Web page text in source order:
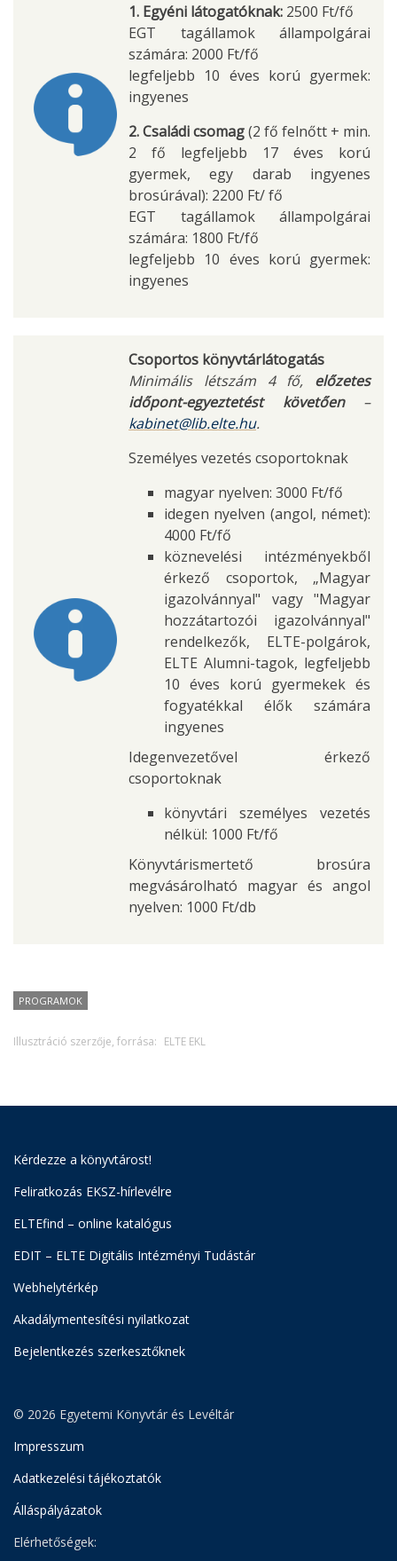
1. Egyéni látogatóknak: 2500 Ft/fő
EGT tagállamok állampolgárai
számára: 2000 Ft/fő
legfeljebb 10 éves korú gyermek:
ingyenes
2. Családi csomag(2 fő felnőtt + min.
2 fő legfeljebb 17 éves korú
gyermek, egy darab ingyenes
brosúrával): 2200 Ft/ fő
EGT tagállamok állampolgárai
számára: 1800 Ft/fő
legfeljebb 10 éves korú gyermek:
ingyenes
Csoportos könyvtárlátogatás
Minimális létszám 4 fő, előzetes
időpont-egyeztetést követően–
kabinet@lib.elte.hu.
Személyes vezetés csoportoknak
magyar nyelven: 3000 Ft/fő
idegen nyelven (angol, német):
4000 Ft/fő
köznevelési intézményekből
érkező csoportok, „Magyar
igazolvánnyal" vagy "Magyar
hozzátartozói igazolvánnyal"
rendelkezők, ELTE-polgárok,
ELTE Alumni-tagok, legfeljebb
10 éves korú gyermekek és
fogyatékkal élők számára
ingyenes
Idegenvezetővel érkező
csoportoknak
könyvtári személyes vezetés
nélkül: 1000 Ft/fő
Könyvtárismertető brosúra
megvásárolható magyar és angol
nyelven: 1000 Ft/db
PROGRAMOK
Illusztráció szerzője, forrása: ELTE EKL
Kérdezze a könyvtárost!
Feliratkozás EKSZ-hírlevélre
ELTEfind – online katalógus
EDIT – ELTE Digitális Intézményi Tudástár
Webhelytérkép
Akadálymentesítési nyilatkozat
Bejelentkezés szerkesztőknek
© 2026 Egyetemi Könyvtár és Levéltár
Impresszum
Adatkezelési tájékoztatók
Álláspályázatok
Elérhetőségek: